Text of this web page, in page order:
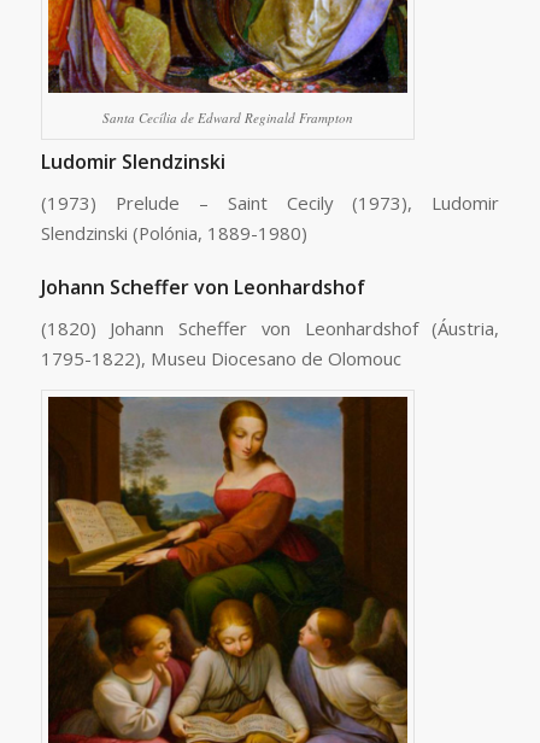
Santa Cecília de Edward Reginald Frampton
Ludomir Slendzinski
(1973) Prelude – Saint Cecily (1973), Ludomir
Slendzinski (Polónia, 1889-1980)
Johann Scheffer von Leonhardshof
(1820) Johann Scheffer von Leonhardshof (Áustria,
1795-1822), Museu Diocesano de Olomouc